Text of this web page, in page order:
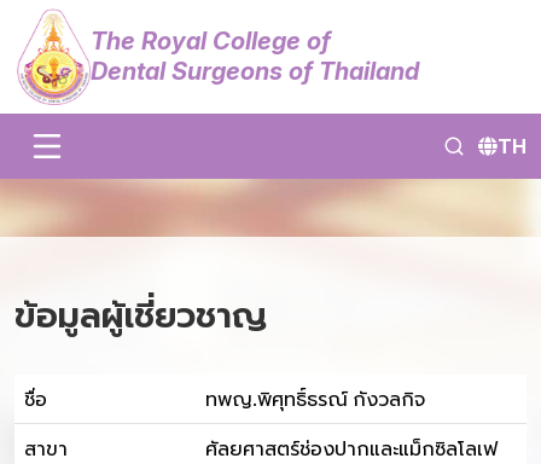
The Royal College of
Dental Surgeons of Thailand
TH
ข้อมูลผู้เชี่ยวชาญ
ชื่อ ทพญ.พิศุทธิ์ธรณ์ กังวลกิจ
สาขา
ศัลยศาสตร์ช่องปากและแม็กซิลโลเฟ